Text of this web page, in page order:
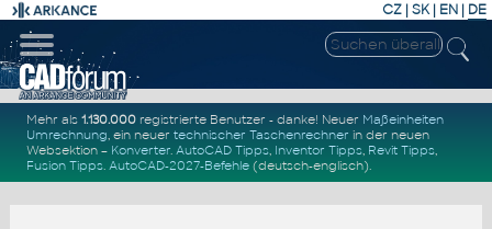
CZ | SK| EN | DE
Mehr als1.130.000 registrierte Benutzer - danke! Neuer Maßeinheiten
Umrechnung, ein neuertechnischer Taschenrechner in der neuen
Websektion – Konverter.AutoCAD Tipps, Inventor Tipps, Revit Tipps,
Fusion Tipps.AutoCAD-2027-Befehle (deutsch-englisch).